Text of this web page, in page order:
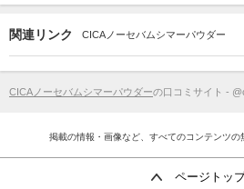
関連リンク CICAノーセバムシマーパウダー
CICAノーセバムシマーパウダーの口コミサイト -
掲載の情報・画像など、すべてのコンテンツの
ページトッ